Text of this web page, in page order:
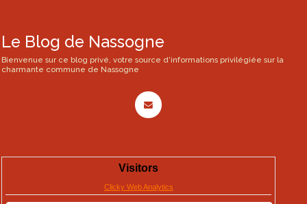
Le Blog de Nassogne
Bienvenue sur ce blog privé, votre source d'informations privilégiée sur la
charmante commune de Nassogne